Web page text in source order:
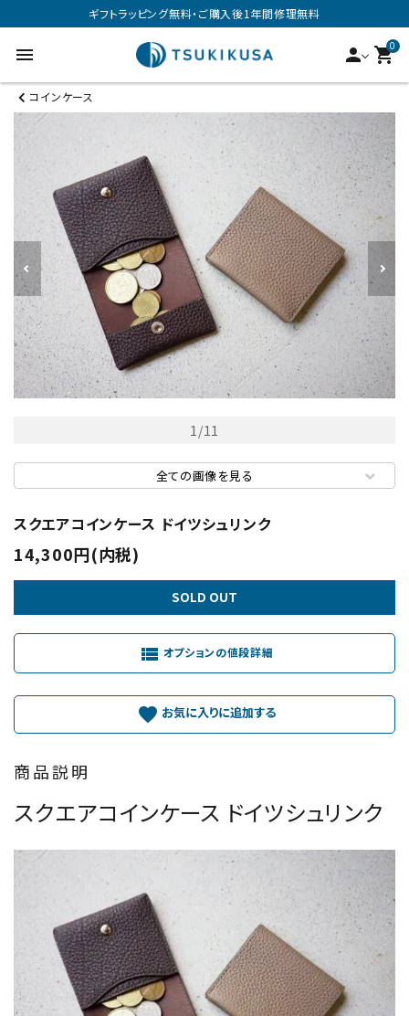
ギフトラッピング無料・ご購入後1年間修理無料
menu person 0
shopping_cart
コインケース
1/11
全ての画像を見る
スクエアコインケース ドイツシュリンク
14,300円(内税)
SOLD OUT
view_list オプションの値段詳細
favorite
商品説明
スクエアコインケース ドイツシュリンク